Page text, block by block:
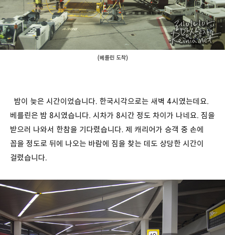
(베를린 도착)
밤이 늦은 시간이었습니다. 한국시각으로는 새벽 4시였는데요.
베를린은 밤 8시였습니다. 시차가 8시간 정도 차이가 나네요. 짐을
받으러 나와서 한참을 기다렸습니다. 제 캐리어가 승객 중 손에
꼽을 정도로 뒤에 나오는 바람에 짐을 찾는 데도 상당한 시간이
걸렸습니다.